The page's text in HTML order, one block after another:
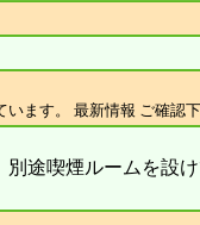
ます。 最新情報 ご確認
途喫煙ルームを設